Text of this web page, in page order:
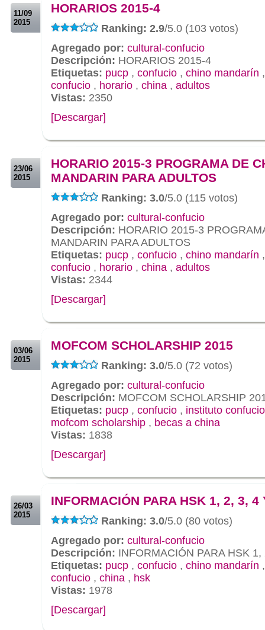
11/09
2015
HORARIOS 2015-4
Ranking: 2.9/5.0 (103 votos)
Agregado por: cultural-confucio
Descripción: HORARIOS 2015-4
Etiquetas: pucp , confucio , chino mandarín
confucio , horario , china , adultos
Vistas: 2350
[Descargar]
23/06
2015
HORARIO 2015-3 PROGRAMA DE
MANDARIN PARA ADULTOS
Ranking: 3.0/5.0 (115 votos)
Agregado por: cultural-confucio
Descripción: HORARIO 2015-3
MANDARIN PARA ADULTOS
Etiquetas: pucp , confucio , chino mandarín
confucio , horario , china , adultos
Vistas: 2344
[Descargar]
03/06
2015
MOFCOM SCHOLARSHIP 2015
Ranking: 3.0/5.0 (72 votos)
Agregado por: cultural-confucio
Descripción: MOFCOM SCHOLARSHIP
Etiquetas: pucp , confucio , instituto confucio
mofcom scholarship , becas a china
Vistas: 1838
[Descargar]
26/03
2015
INFORMACIÓN PARA HSK 1, 2, 3, 4
Ranking: 3.0/5.0 (80 votos)
Agregado por: cultural-confucio
Descripción: INFORMACIÓN PARA HSK 1,
Etiquetas: pucp , confucio , chino mandarín
confucio , china , hsk
Vistas: 1978
[Descargar]